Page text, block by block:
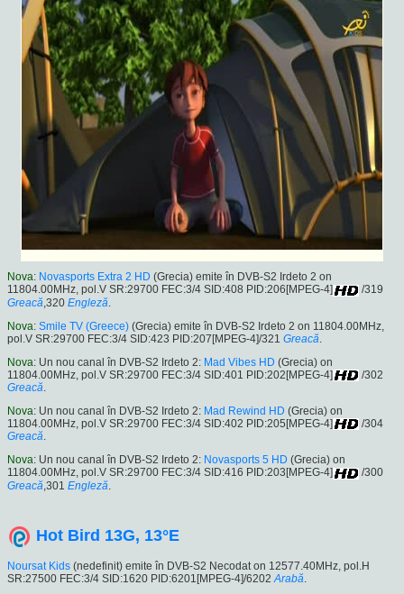
Nova: Novasports Extra 2 HD (Grecia) emite în DVB-S2 Irdeto 2 on
11804.00MHz, pol.V SR:29700 FEC:3/4 SID:408 PID:206[MPEG-4]
/319
Greacă ,320 Engleză
Nova: Smile TV (Greece) (Grecia) emite în DVB-S2 Irdeto 2 on 11804.00MHz,
pol.V SR:29700 FEC:3/4 SID:423 PID:207[MPEG-4]/321 Greacă
Nova: Un nou canal în DVB-S2 Irdeto 2: Mad Vibes HD (Grecia) on
11804.00MHz, pol.V SR:29700 FEC:3/4 SID:401 PID:202[MPEG-4]
/302
Greacă.
Nova: Un nou canal în DVB-S2 Irdeto 2: Mad Rewind HD (Grecia) on
11804.00MHz, pol.V SR:29700 FEC:3/4 SID:402 PID:205[MPEG-4]
/304
Greacă.
Nova: Un nou canal în DVB-S2 Irdeto 2: Novasports 5 HD (Grecia) on
11804.00MHz, pol.V SR:29700 FEC:3/4 SID:416 PID:203[MPEG-4]
/300
Greacă ,301 Engleză
Hot Bird 13G, 13°E
Noursat Kids (nedefinit) emite în DVB-S2 Necodat on 12577.40MHz, pol.H
SR:27500 FEC:3/4 SID:1620 PID:6201[MPEG-4]/6202 Arabă